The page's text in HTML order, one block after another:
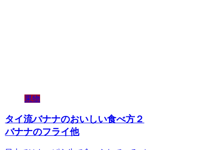
果物
タイ流バナナのおいしい食べ方２
バナナのフライ他